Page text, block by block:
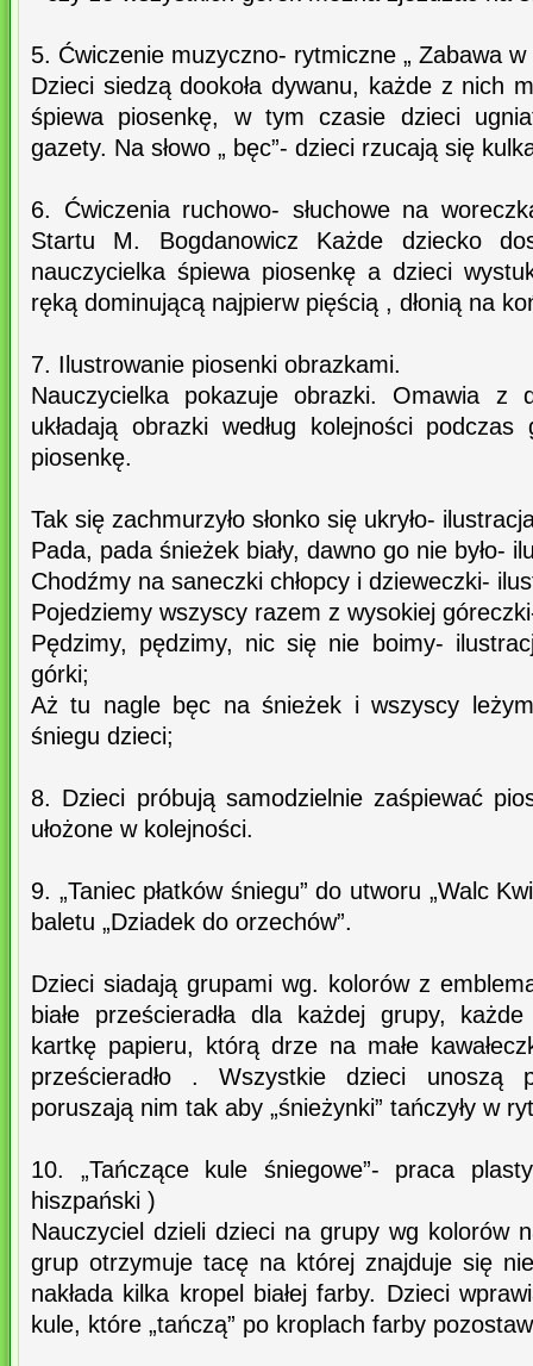
5. Ćwiczenie muzyczno- rytmiczne „ Zabawa w
Dzieci siedzą dookoła dywanu, każde z nich
śpiewa piosenkę, w tym czasie dzieci
gazety. Na słowo „ bęc”- dzieci rzucają się
6. Ćwiczenia ruchowo- słuchowe na
Startu M. Bogdanowicz Każde dziecko
nauczycielka śpiewa piosenkę a dzieci
ręką dominującą najpierw pięścią , dłonią na
7. Ilustrowanie piosenki obrazkami.
Nauczycielka pokazuje obrazki. Omawia z
układają obrazki według kolejności
piosenkę.
Tak się zachmurzyło słonko się ukryło-
Pada, pada śnieżek biały, dawno go nie było-
Chodźmy na saneczki chłopcy i dzieweczki-
Pojedziemy wszyscy razem z wysokiej
Pędzimy, pędzimy, nic się nie boimy-
górki;
Aż tu nagle bęc na śnieżek i wszyscy
śniegu dzieci;
8. Dzieci próbują samodzielnie zaśpiewać
ułożone w kolejności.
9. „Taniec płatków śniegu” do utworu „Walc
baletu „Dziadek do orzechów”.
Dzieci siadają grupami wg. kolorów z
białe prześcieradła dla każdej grupy,
kartkę papieru, którą drze na małe
prześcieradło . Wszystkie dzieci unoszą
poruszają nim tak aby „śnieżynki” tańczyły w
10. „Tańczące kule śniegowe”- praca
hiszpański )
Nauczyciel dzieli dzieci na grupy wg kolorów
grup otrzymuje tacę na której znajduje się
nakłada kilka kropel białej farby. Dzieci
kule, które „tańczą” po kroplach farby